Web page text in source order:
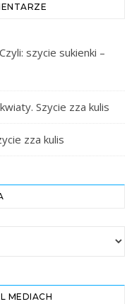
szycie sukienki –
Szycie zza kulis
zza kulis
MEDIACH